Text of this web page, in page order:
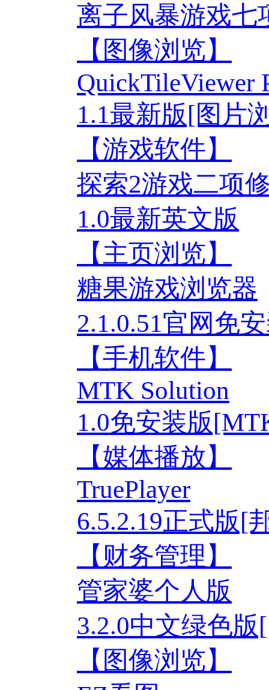
离子风暴游戏七
【图像浏览】
QuickTileViewer
1.1最新版[图片
【游戏软件】
探索2游戏二项
1.0最新英文版
【主页浏览】
糖果游戏浏览器
2.1.0.51官网免
【手机软件】
MTK Solution
1.0免安装版
【媒体播放】
TruePlayer
6.5.2.19正式版[
【财务管理】
管家婆个人版
3.2.0中文绿色
【图像浏览】